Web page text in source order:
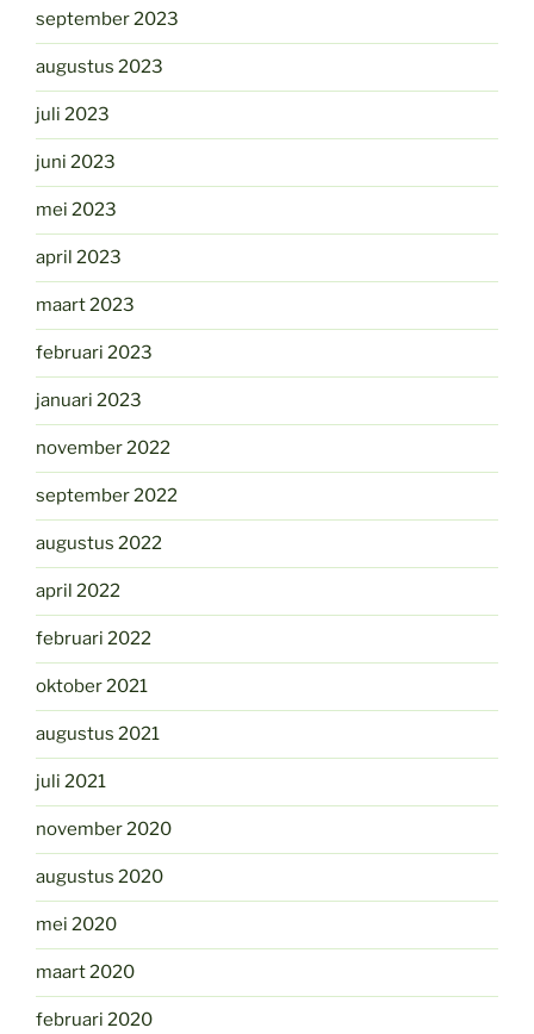
september 2023
augustus 2023
juli 2023
juni 2023
mei 2023
april 2023
maart 2023
februari 2023
januari 2023
november 2022
september 2022
augustus 2022
april 2022
februari 2022
oktober 2021
augustus 2021
juli 2021
november 2020
augustus 2020
mei 2020
maart 2020
februari 2020